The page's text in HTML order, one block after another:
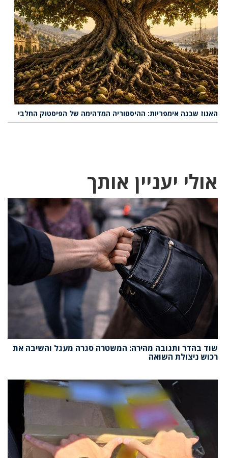
האגוז שבנה אימפריות: ההיסטוריה המדהימה של הפיסטוק החלבי
אולי יעניין אותך
שוד בהדר ותגובה מהירה: המשטרה סגרה מעגל והשיבה את
רכוש ניצולת השואה